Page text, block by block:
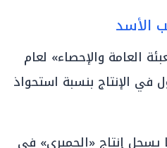
الأسد
العامة والإحصاء» لعام
في الإنتاج بنسبة استحواذ
الثانية بنسبة 10.8%، بينما يسجل إنتاج «الجمبري» في